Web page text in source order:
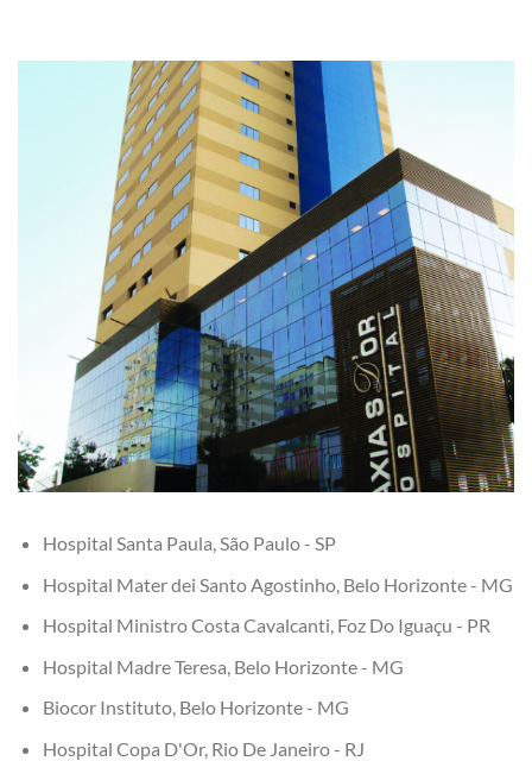
Hospital Santa Paula, São Paulo - SP
Hospital Mater dei Santo Agostinho, Belo Horizonte - MG
Hospital Ministro Costa Cavalcanti, Foz Do Iguaçu - PR
Hospital Madre Teresa, Belo Horizonte - MG
Biocor Instituto, Belo Horizonte - MG
Hospital Copa D'Or, Rio De Janeiro - RJ